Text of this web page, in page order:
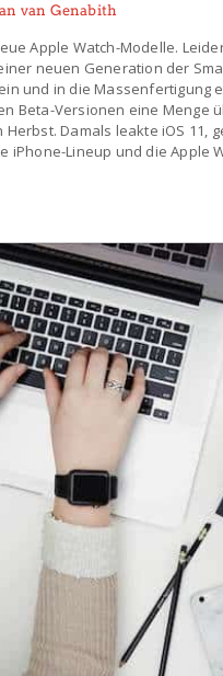
van Genabith
Apple Watch-Modelle.
neuen Generation der
und in die Massenfertigung
Beta-Versionen eine
Damals leakte iOS
iPhone-Lineup und die Apple